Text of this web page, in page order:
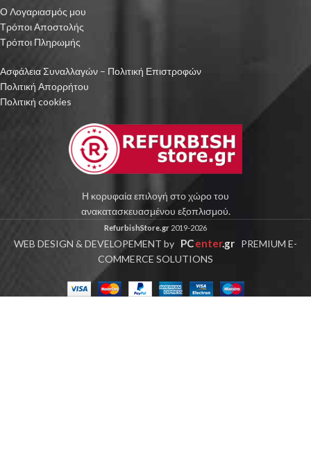
Ο Λογαριασμός μου
Τρόποι Αποστολής
Τρόποι Πληρωμής
Ασφάλεια Συναλλαγών – Πολιτική Επιστροφών
Πολιτική Απορρήτου
Πολιτική cookies
Η κορυφαία επιλογή στο χώρο του
ανακατασκευασμένου εξοπλισμού.
RefurbishStore.gr 2019-2026
WEB DESIGN & DEVELOPEMENT by PCenter.gr PREMIUM E-
COMMERCE SOLUTIONS